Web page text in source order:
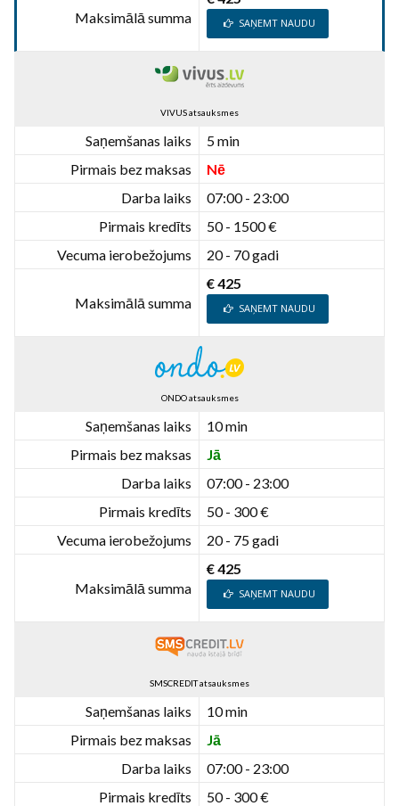
Maksimālā summa SAŅEMT NAUDU
VIVUS atsauksmes
Saņemšanas laiks
5 min
Pirmais bez maksas
Nē
Darba laiks
07:00 - 23:00
Pirmais kredīts
50 - 1500 €
Vecuma ierobežojums
20 - 70 gadi
Maksimālā summa
€ 425
SAŅEMT NAUDU
ONDO atsauksmes
Saņemšanas laiks
10 min
Pirmais bez maksas
Jā
Darba laiks
07:00 - 23:00
Pirmais kredīts
50 - 300 €
Vecuma ierobežojums
20 - 75 gadi
Maksimālā summa
€ 425
SAŅEMT NAUDU
SMSCREDIT atsauksmes
Saņemšanas laiks
10 min
Pirmais bez maksas
Jā
Darba laiks
07:00 - 23:00
Pirmais kredīts
50 - 300 €